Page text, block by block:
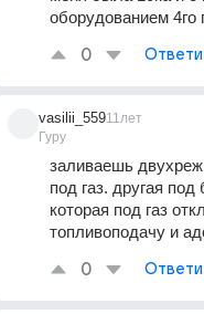
оборудованием 4го
0
vasilii_559
Гуру
11лет
заливаешь
под газ. другая под
которая под газ
топливоподачу и
0